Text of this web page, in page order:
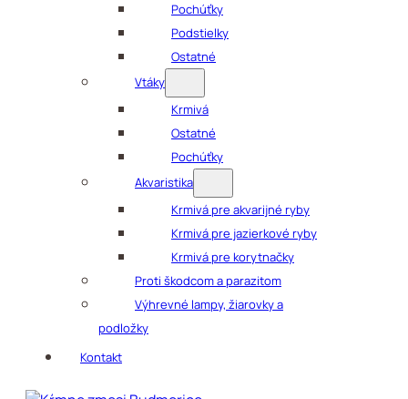
Pochúťky
Podstielky
Ostatné
Vtáky
Krmivá
Ostatné
Pochúťky
Akvaristika
Krmivá pre akvarijné ryby
Krmivá pre jazierkové ryby
Krmivá pre korytnačky
Proti škodcom a parazitom
Výhrevné lampy, žiarovky a
podložky
Kontakt